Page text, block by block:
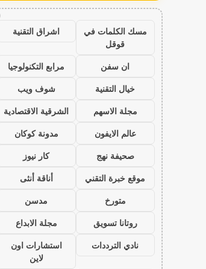
مسك الكلمات في
قوقل
اشراق التقنية
ان سفن
مرابع التكنولوجيا
خيال التقنية
شوف ويب
مجلة الاسهم
الشرقية الاقتصادية
عالم الايفون
مدونة كوكان
صحيفة نهج
كار نيوز
موقع خبرة التقني
أناقة أنثى
متورخ
مدسن
روتانا تسويق
مجلة الابداع
نادي الترددات
استشارات اون
لاين